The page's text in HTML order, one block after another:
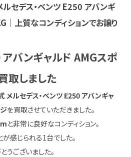
ルセデス・ベンツ E250 アバンギ
｜上質なコンディションでお譲り
バンギャルド AMGスポ
取しました
メルセデス・ベンツ E250 アバンギャ
を買取させていただきました。
と非常に良好なコンディション。
感じられる1台でした。
うございました。